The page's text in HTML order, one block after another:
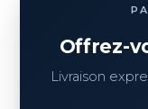
Offrez-
Livraison